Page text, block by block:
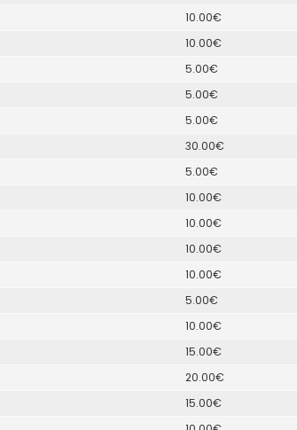
10.00€
10.00€
5.00€
5.00€
5.00€
30.00€
5.00€
10.00€
10.00€
10.00€
10.00€
5.00€
10.00€
15.00€
20.00€
15.00€